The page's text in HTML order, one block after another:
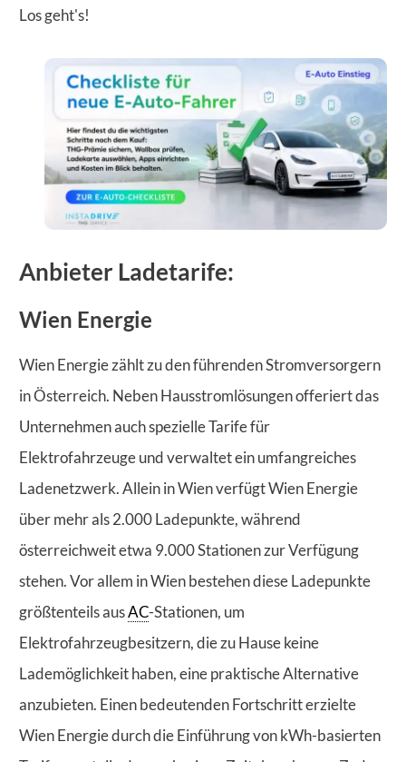
Los geht's!
Anbieter Ladetarife:
Wien Energie
Wien Energie zählt zu den führenden Stromversorgern
in Österreich. Neben Hausstromlösungen offeriert das
Unternehmen auch spezielle Tarife für
Elektrofahrzeuge und verwaltet ein umfangreiches
Ladenetzwerk. Allein in Wien verfügt Wien Energie
über mehr als 2.000 Ladepunkte, während
österreichweit etwa 9.000 Stationen zur Verfügung
stehen. Vor allem in Wien bestehen diese Ladepunkte
größtenteils ausAC-Stationen, um
Elektrofahrzeugbesitzern, die zu Hause keine
Lademöglichkeit haben, eine praktische Alternative
anzubieten. Einen bedeutenden Fortschritt erzielte
Wien Energie durch die Einführung von kWh-basierten